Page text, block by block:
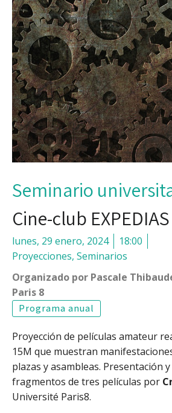
Seminario
Cine-club EXPEDIAS
lunes, 29 enero, 2024
18:00
Proyecciones, Seminarios
Organizado por Pascale
Paris 8
Programa anual
Proyección de películas amateur
15M que muestran
plazas y asambleas. Presentación
fragmentos de tres películas por
Université Paris8.